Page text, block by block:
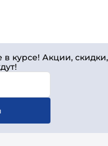
в курсе! Акции, скидки,